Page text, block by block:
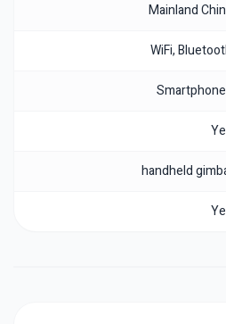
Mainland
WiFi,
handheld